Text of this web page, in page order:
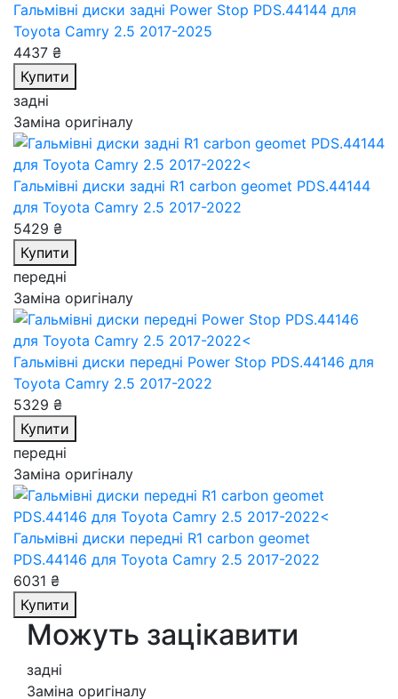
Гальмівні диски задні Power Stop PDS.44144 для
Toyota Camry 2.5 2017-2025
4437 ₴
Купити
задні
Заміна оригіналу
Гальмівні диски задні R1 carbon geomet PDS.44144
для Toyota Camry 2.5 2017-2022
5429 ₴
Купити
передні
Заміна оригіналу
Гальмівні диски передні Power Stop PDS.44146 для
Toyota Camry 2.5 2017-2022
5329 ₴
Купити
передні
Заміна оригіналу
Гальмівні диски передні R1 carbon geomet
PDS.44146 для Toyota Camry 2.5 2017-2022
6031 ₴
Купити
Можуть зацікавити
задні
Заміна оригіналу